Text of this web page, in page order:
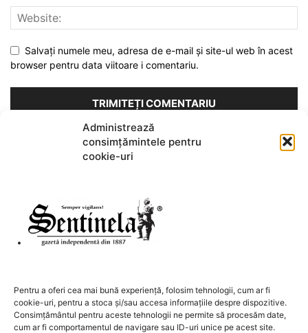
Administrează
consimțămintele pentru
cookie-uri
Pentru a oferi cea mai bună experiență, folosim tehnologii, cum ar fi
cookie-uri, pentru a stoca și/sau accesa informațiile despre dispozitive.
Consimțământul pentru aceste tehnologii ne permite să procesăm date,
cum ar fi comportamentul de navigare sau ID-uri unice pe acest site.
Salvați numele meu, adresa de e-mail și site-ul web în acest
browser pentru data viitoare i comentariu.
Acest site folosește Akismet pentru a reduce spamul.
Află cum
sunt procesate datele comentariilor tale
Contactați-ne: redactia@sentinela.ro